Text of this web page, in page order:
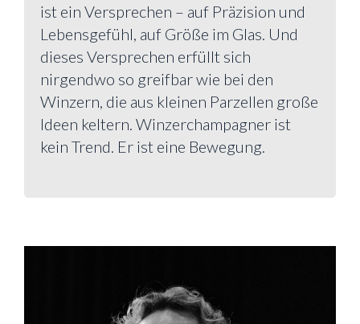
ist ein Versprechen – auf Präzision und
Lebensgefühl, auf Größe im Glas. Und
dieses Versprechen erfüllt sich
nirgendwo so greifbar wie bei den
Winzern, die aus kleinen Parzellen große
Ideen keltern. Winzerchampagner ist
kein Trend. Er ist eine Bewegung.